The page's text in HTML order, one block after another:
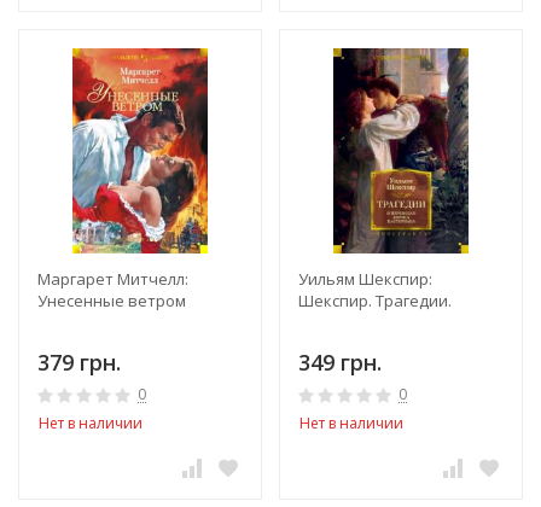
Маргарет Митчелл:
Унесенные ветром
379 грн.
0
Нет в наличии
Уильям Шекспир:
Шекспир. Трагедии.
349 грн.
0
Нет в наличии